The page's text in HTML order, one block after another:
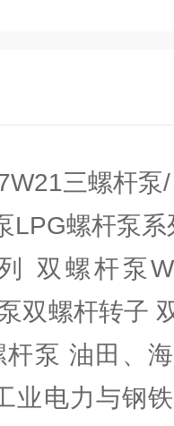
三螺杆泵/
LPG螺杆泵
双螺杆泵
双螺杆转子
泵 油田、
业电力与钢